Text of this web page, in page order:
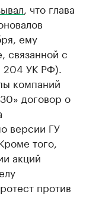
, что глава
ему
связанной с
204 УК РФ).
компаний
договор о
версии ГУ
того,
акций
против